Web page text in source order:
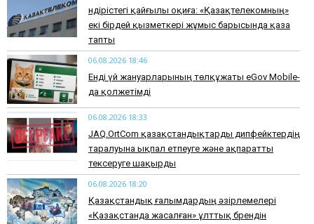
Өндірістегі қайғылы оқиға: «Қазақтелекомның»
екі бірдей қызметкері жұмыс барысында қаза
тапты
06.08.2026 18:46
Енді үй жануарларының төлқұжаты eGov Mobile-
да қолжетімді
06.08.2026 18:33
JAQ.OrtCom қазақстандықтарды дипфейктердің
таралуына ықпал етпеуге және ақпаратты
тексеруге шақырды
06.08.2026 18:20
Қазақстандық ғалымдардың әзірлемелері
«Қазақстанда жасалған» ұлттық брендін